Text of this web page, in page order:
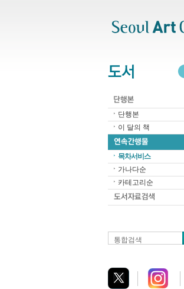
단행본
이 달의 책
목차서비스
가나다순
카테고리순
통합검색